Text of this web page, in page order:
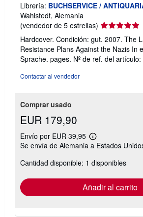
Librería: BUCHSERVICE /
Wahlstedt, Alemania
(vendedor de 5 estrellas) Calificación
del
vendedor:
5
de
Hardcover. Condición: gut. 2007. The
Resistance Plans Against the Nazis In
Sprache. pages. Nº de ref. del
Contactar al vendedor
Comprar usado
EUR 179,90
Envío por EUR 39,95
Más
información
las
tarifas
envío
Se envía de Alemania a Estados
Cantidad disponible: 1 disponibles
Añadir al carrito